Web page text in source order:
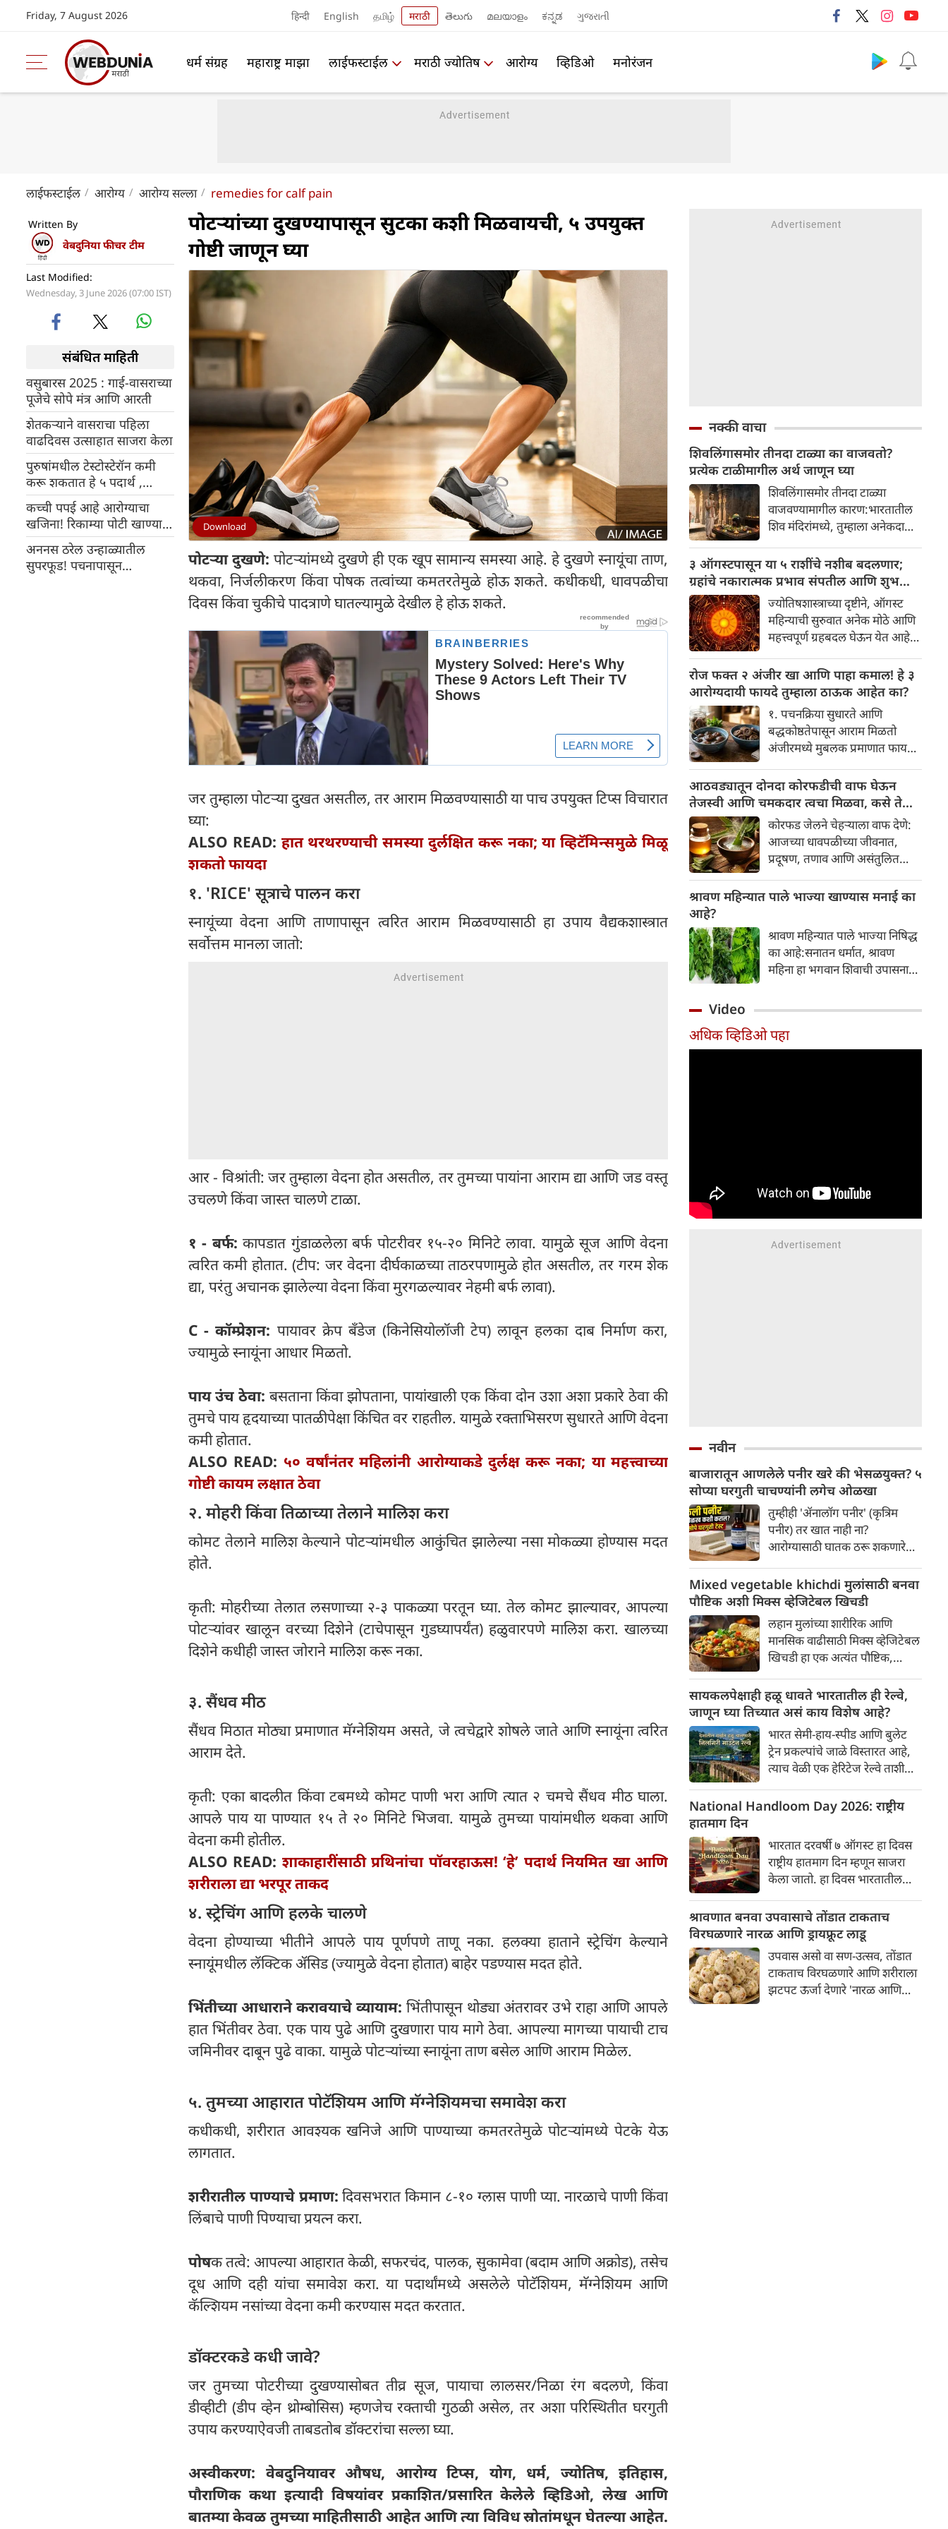
Friday, 7 August 2026 हिन्दी English தமிழ் मराठी తెలుగు മലയാളം ಕನ್ನಡ ગુજરાતી
धर्म संग्रह महाराष्ट्र माझा लाईफस्टाईल मराठी ज्योतिष आरोग्य व्हिडिओ मनोरंजन
लाईफस्टाईल आरोग्य आरोग्य सल्ला remedies for calf pain
Written By
वेबदुनिया फीचर टीम
Last Modified:
Wednesday, 3 June 2026 (07:00 IST)
संबंधित माहिती
वसुबारस 2025 : गाई-वासराच्या
पूजेचे सोपे मंत्र आणि आरती
शेतकऱ्याने वासराचा पहिला
वाढदिवस उत्साहात साजरा केला
पुरुषांमधील टेस्टोस्टेरॉन कमी
करू शकतात हे ५ पदार्थ ,
विज्ञान काय सांगते ते जाणून घ्या
कच्ची पपई आहे आरोग्याचा
खजिना! रिकाम्या पोटी खाण्याचे
फायदे जाणून घ्या
अननस ठरेल उन्हाळ्यातील
सुपरफूड! पचनापासून
पोटऱ्यांच्या दुखण्यापासून सुटका कशी मिळवायची, ५ उपयुक्त
गोष्टी जाणून घ्या
Download
पोटऱ्या दुखणे: पोटऱ्यांमध्ये दुखणे ही एक खूप सामान्य समस्या आहे. हे दुखणे स्नायूंचा ताण,
थकवा, निर्जलीकरण किंवा पोषक तत्वांच्या कमतरतेमुळे होऊ शकते. कधीकधी, धावपळीचा
दिवस किंवा चुकीचे पादत्राणे घातल्यामुळे देखील हे होऊ शकते.
जर तुम्हाला पोटऱ्या दुखत असतील, तर आराम मिळवण्यासाठी या पाच उपयुक्त टिप्स विचारात
घ्या:
ALSO READ: हात थरथरण्याची समस्या दुर्लक्षित करू नका; या व्हिटॅमिन्समुळे मिळू
शकतो फायदा
१. 'RICE' सूत्राचे पालन करा
स्नायूंच्या वेदना आणि ताणापासून त्वरित आराम मिळवण्यासाठी हा उपाय वैद्यकशास्त्रात
सर्वोत्तम मानला जातो:
आर - विश्रांती: जर तुम्हाला वेदना होत असतील, तर तुमच्या पायांना आराम द्या आणि जड वस्तू
उचलणे किंवा जास्त चालणे टाळा.
१ - बर्फ:कापडात गुंडाळलेला बर्फ पोटरीवर १५-२० मिनिटे लावा. यामुळे सूज आणि वेदना
त्वरित कमी होतात. (टीप: जर वेदना दीर्घकाळच्या ताठरपणामुळे होत असतील, तर गरम शेक
द्या, परंतु अचानक झालेल्या वेदना किंवा मुरगळल्यावर नेहमी बर्फ लावा).
C - कॉम्प्रेशन: पायावर क्रेप बँडेज (किनेसियोलॉजी टेप) लावून हलका दाब निर्माण करा,
ज्यामुळे स्नायूंना आधार मिळतो.
पाय उंच ठेवा: बसताना किंवा झोपताना, पायांखाली एक किंवा दोन उशा अशा प्रकारे ठेवा की
तुमचे पाय हृदयाच्या पातळीपेक्षा किंचित वर राहतील. यामुळे रक्ताभिसरण सुधारते आणि वेदना
कमी होतात.
ALSO READ: ५० वर्षांनंतर महिलांनी आरोग्याकडे दुर्लक्ष करू नका; या महत्त्वाच्या
गोष्टी कायम लक्षात ठेवा
२. मोहरी किंवा तिळाच्या तेलाने मालिश करा
कोमट तेलाने मालिश केल्याने पोटऱ्यांमधील आकुंचित झालेल्या नसा मोकळ्या होण्यास मदत
होते.
कृती: मोहरीच्या तेलात लसणाच्या २-३ पाकळ्या परतून घ्या. तेल कोमट झाल्यावर, आपल्या
पोटऱ्यांवर खालून वरच्या दिशेने (टाचेपासून गुडघ्यापर्यंत) हळुवारपणे मालिश करा. खालच्या
दिशेने कधीही जास्त जोराने मालिश करू नका.
३. सैंधव मीठ
सैंधव मिठात मोठ्या प्रमाणात मॅग्नेशियम असते, जे त्वचेद्वारे शोषले जाते आणि स्नायूंना त्वरित
आराम देते.
कृती: एका बादलीत किंवा टबमध्ये कोमट पाणी भरा आणि त्यात २ चमचे सैंधव मीठ घाला.
आपले पाय या पाण्यात १५ ते २० मिनिटे भिजवा. यामुळे तुमच्या पायांमधील थकवा आणि
वेदना कमी होतील.
ALSO READ: शाकाहारींसाठी प्रथिनांचा पॉवरहाऊस! ‘हे’ पदार्थ नियमित खा आणि
शरीराला द्या भरपूर ताकद
४. स्ट्रेचिंग आणि हलके चालणे
वेदना होण्याच्या भीतीने आपले पाय पूर्णपणे ताणू नका. हलक्या हाताने स्ट्रेचिंग केल्याने
स्नायूंमधील लॅक्टिक ॲसिड (ज्यामुळे वेदना होतात) बाहेर पडण्यास मदत होते.
भिंतीच्या आधाराने करावयाचे व्यायाम: भिंतीपासून थोड्या अंतरावर उभे राहा आणि आपले
हात भिंतीवर ठेवा. एक पाय पुढे आणि दुखणारा पाय मागे ठेवा. आपल्या मागच्या पायाची टाच
जमिनीवर दाबून पुढे वाका. यामुळे पोटऱ्यांच्या स्नायूंना ताण बसेल आणि आराम मिळेल.
५. तुमच्या आहारात पोटॅशियम आणि मॅग्नेशियमचा समावेश करा
कधीकधी, शरीरात आवश्यक खनिजे आणि पाण्याच्या कमतरतेमुळे पोटऱ्यांमध्ये पेटके येऊ
लागतात.
शरीरातील पाण्याचे प्रमाण: दिवसभरात किमान ८-१० ग्लास पाणी प्या. नारळाचे पाणी किंवा
लिंबाचे पाणी पिण्याचा प्रयत्न करा.
पोषक तत्वे: आपल्या आहारात केळी, सफरचंद, पालक, सुकामेवा (बदाम आणि अक्रोड), तसेच
दूध आणि दही यांचा समावेश करा. या पदार्थांमध्ये असलेले पोटॅशियम, मॅग्नेशियम आणि
कॅल्शियम नसांच्या वेदना कमी करण्यास मदत करतात.
डॉक्टरकडे कधी जावे?
जर तुमच्या पोटरीच्या दुखण्यासोबत तीव्र सूज, पायाचा लालसर/निळा रंग बदलणे, किंवा
डीव्हीटी (डीप व्हेन थ्रोम्बोसिस) म्हणजेच रक्ताची गुठळी असेल, तर अशा परिस्थितीत घरगुती
उपाय करण्याऐवजी ताबडतोब डॉक्टरांचा सल्ला घ्या.
अस्वीकरण: वेबदुनियावर औषध, आरोग्य टिप्स, योग, धर्म, ज्योतिष, इतिहास,
पौराणिक कथा इत्यादी विषयांवर प्रकाशित/प्रसारित केलेले व्हिडिओ, लेख आणि
बातम्या केवळ तुमच्या माहितीसाठी आहेत आणि त्या विविध स्रोतांमधून घेतल्या आहेत.
नक्की वाचा
शिवलिंगासमोर तीनदा टाळ्या का वाजवतो?
प्रत्येक टाळीमागील अर्थ जाणून घ्या
शिवलिंगासमोर तीनदा टाळ्या
वाजवण्यामागील कारण:भारतातील
शिव मंदिरांमध्ये, तुम्हाला अनेकदा
वाजवताना दिसतील. ही एक सामान्य
प्रथा आहे, पण तुम्ही कधी विचार
केला आहे का की यामागे काय रहस्य
आहे आणि प्रत्येक टाळीचा अर्थ काय
आहे? हा केवळ एक विधी नाही, तर
यामागे खोलवर रुजलेल्या पौराणिक
श्रद्धा, आध्यात्मिक अर्थ आणि काही
वैज्ञानिक तर्कदेखील आहेत. चला, या
अनोख्या परंपरेमागील अर्थ
सविस्तरपणे समजून घेऊया.
३ ऑगस्टपासून या ५ राशींचे नशीब बदलणार;
ग्रहांचे नकारात्मक प्रभाव संपतील आणि शुभ
दिवसांची सुरुवात होईलज्योतिषशास्त्राच्या दृष्टीने, ऑगस्ट
महिन्याची सुरुवात अनेक मोठे आणि
महत्त्वपूर्ण ग्रहबदल घेऊन येत आहे.
हालचाल अनेक राशींच्या जीवनात
सकारात्मक बदल घडवून आणणार
आहे. विशेषतः ३ ऑगस्ट रोजी एक
अत्यंत दुर्मिळ आणि फलदायी
ग्रहस्थिती (संयोग) तयार होत आहे.
या दिवशी तयार होणारे शुभ योग,
ग्रहांची स्थिती आणि या गोचरमुळे
ज्यांचे नशीब उजळणार आहे अशा
भाग्यवान राशींबद्दल आपण जाणून
घेऊया!
रोज फक्त २ अंजीर खा आणि पाहा कमाल! हे ३
आरोग्यदायी फायदे तुम्हाला ठाऊक आहेत का?
१. पचनक्रिया सुधारते आणि
बद्धकोष्ठतेपासून आराम मिळतो
अंजीरमध्ये मुबलक प्रमाणात फायबर
बद्धकोष्ठता, गॅस किंवा अपचनाचा
त्रास होत असेल, तर अंजीर
तुमच्यासाठी वरदान ठरू शकते. हे
आतड्यांची स्वच्छता ठेवण्यास मदत
करते. पचनसंस्था मजबूत करून पोट
साफ होण्यास मदत करते.
आठवड्यातून दोनदा कोरफडीची वाफ घेऊन
तेजस्वी आणि चमकदार त्वचा मिळवा, कसे ते
जाणून घ्या
कोरफड जेलने चेहऱ्याला वाफ देणे:
आजच्या धावपळीच्या जीवनात,
प्रदूषण, तणाव आणि असंतुलित
नकारात्मक परिणाम होऊ शकतो.
होते, ज्यामुळे निस्तेजपणा, मुरुमे
आणि ब्लॅकहेड्स यांसारख्या समस्या
निर्माण होतात.
श्रावण महिन्यात पाले भाज्या खाण्यास मनाई का
आहे?
श्रावण महिन्यात पाले भाज्या निषिद्ध
का आहे:सनातन धर्मात, श्रावण
महिना हा भगवान शिवाची उपासना
दानधर्म आणि सात्विक जीवनशैलीचे
पालन करतात.
Video
अधिक व्हिडिओ पहा
नवीन
बाजारातून आणलेले पनीर खरे की भेसळयुक्त? ५
सोप्या घरगुती चाचण्यांनी लगेच ओळखा
तुम्हीही 'ॲनालॉग पनीर' (कृत्रिम
पनीर) तर खात नाही ना?
आरोग्यासाठी घातक ठरू शकणारे
ओळखावे, हे जाणून घ्या. बाजारातून
आणलेल्या पनीरचा आस्वाद
घेण्यापूर्वी ही माहिती नक्की वाचा!
Mixed vegetable khichdi मुलांसाठी बनवा
पौष्टिक अशी मिक्स व्हेजिटेबल खिचडी
लहान मुलांच्या शारीरिक आणि
मानसिक वाढीसाठी मिक्स व्हेजिटेबल
खिचडी हा एक अत्यंत पौष्टिक,
आहे. यामध्ये कर्बोदके, प्रथिने,
जीवनसत्त्वे आणि फायबरचे उत्तम
प्रमाण असते. लहान मुलांसाठी सोप्या
पद्धतीने ही खिचडी कशी बनवायची?
जाणून घ्या रेसिपी
सायकलपेक्षाही हळू धावते भारतातील ही रेल्वे,
जाणून घ्या तिच्यात असं काय विशेष आहे?
भारत सेमी-हाय-स्पीड आणि बुलेट
ट्रेन प्रकल्पांचे जाळे विस्तारत आहे,
त्याच वेळी एक हेरिटेज रेल्वे ताशी
वेगाने धावून प्रवाशांची मने जिंकत
National Handloom Day 2026: राष्ट्रीय
हातमाग दिन
भारतात दरवर्षी ७ ऑगस्ट हा दिवस
राष्ट्रीय हातमाग दिन म्हणून साजरा
केला जातो. हा दिवस भारतातील
वारसा आणि देशातील विणकर
समुदायाच्या योगदानाचा गौरव
करण्यासाठी समर्पित आहे.
श्रावणात बनवा उपवासाचे तोंडात टाकताच
विरघळणारे नारळ आणि ड्रायफ्रूट लाडू
उपवास असो वा सण-उत्सव, तोंडात
टाकताच विरघळणारे आणि शरीराला
झटपट ऊर्जा देणारे 'नारळ आणि